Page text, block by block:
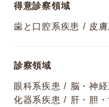
得意診察領域
歯と口腔系疾患 / 皮
診察領域
眼科系疾患 / 脳・神
化器系疾患 / 肝・胆